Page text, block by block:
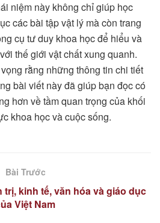
niệm này không chỉ giúp học
các bài tập vật lý mà còn trang
cụ tư duy khoa học để hiểu và
thế giới vật chất xung quanh.
rằng những thông tin chi tiết
bài viết này đã giúp bạn đọc có
hơn về tầm quan trọng của khối
khoa học và cuộc sống.
Bài Trước
trị, kinh tế, văn hóa và giáo dục
Việt Nam